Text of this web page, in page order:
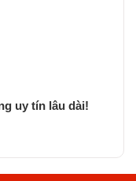
uy tín lâu dài!